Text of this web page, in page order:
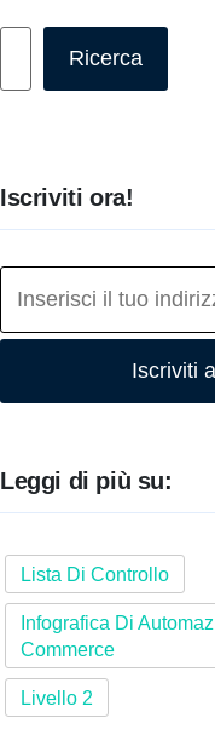
Ricerca
Iscriviti ora!
Iscriviti
Leggi di più su:
Lista Di Controllo
Infografica Di
Commerce
Livello 2